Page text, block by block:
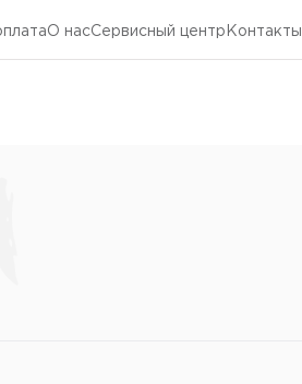
О насCервисный центр Контакты